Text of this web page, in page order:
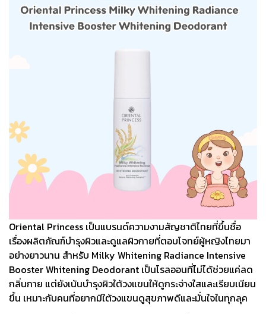
Oriental Princess เป็นแบรนด์ความงามสัญชาติไทยที่ขึ้นชื่อ
เรื่องผลิตภัณฑ์บำรุงผิวและดูแลผิวกายที่ตอบโจทย์ผู้หญิงไทยมา
อย่างยาวนาน สำหรับ Milky Whitening Radiance Intensive
Booster Whitening Deodorant เป็นโรลออนที่ไม่ได้ช่วยแค่ลด
กลิ่นกาย แต่ยังเน้นบำรุงผิวใต้วงแขนให้ดูกระจ่างใสและเรียบเนียน
ขึ้น เหมาะกับคนที่อยากมีใต้วงแขนดูสุขภาพดีและมั่นใจในทุกลุค